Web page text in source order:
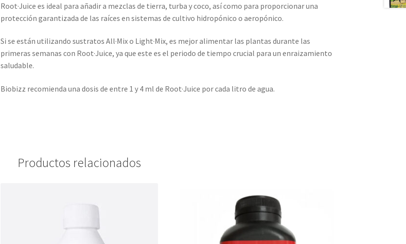
Root·Juice es ideal para añadir a mezclas de tierra, turba y coco, así como para proporcionar una
protección garantizada de las raíces en sistemas de cultivo hidropónico o aeropónico.
Si se están utilizando sustratos All·Mix o Light·Mix, es mejor alimentar las plantas durante las
primeras semanas con Root·Juice, ya que este es el periodo de tiempo crucial para un enraizamiento
saludable.
Biobizz recomienda una dosis de entre 1 y 4 ml de Root·Juice por cada litro de agua.
Productos relacionados